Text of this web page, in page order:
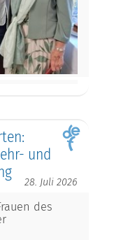
und
28. Juli 2026
des